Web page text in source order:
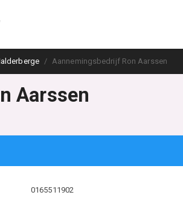
Aannemingsbedrijf Ron Aarssen
Aarssen
0165511902